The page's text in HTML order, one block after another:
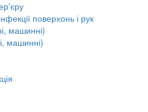
поверхонь і рук
машинні)
машинні)